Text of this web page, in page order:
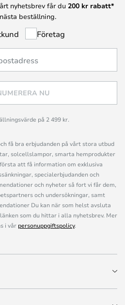
nyhetsbrev får du 200 kr rabatt*
beställning.
Företag
NU
på 2 499 kr.
få bra erbjudanden på vårt stora utbud
solcellslampor, smarta hemprodukter
att få information om exklusiva
specialerbjudanden och
och nyheter så fort vi får dem,
och undersökningar, samt
Du kan när som helst avsluta
som du hittar i alla nyhetsbrev. Mer
i vår personuppgiftspolicy.